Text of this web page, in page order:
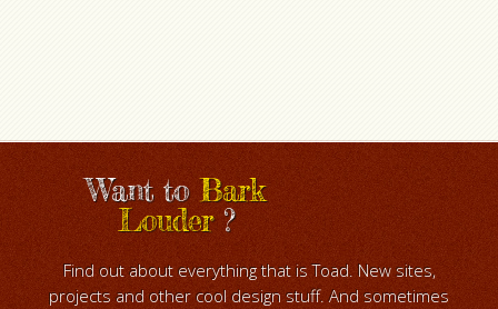
Want toBark
Louder?
Find out about everything that is Toad. New sites,
projects and other cool design stuff. And sometimes